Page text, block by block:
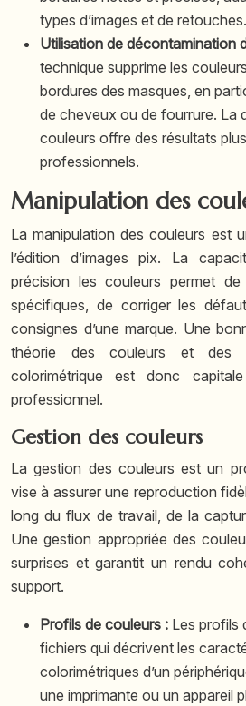
types d’images et de retouches.
Utilisation de décontamination
technique supprime les
bordures des masques, en
de cheveux ou de fourrure. La
couleurs offre des résultats
professionnels.
Manipulation des
La manipulation des couleurs est
l’édition d’images pix. La
précision les couleurs permet
spécifiques, de corriger les
consignes d’une marque. Une
théorie des couleurs et des
colorimétrique est donc
professionnel.
Gestion des couleurs
La gestion des couleurs est un
vise à assurer une reproduction
long du flux de travail, de la
Une gestion appropriée des
surprises et garantit un rendu
support.
Profils de couleurs : Les profils
fichiers qui décrivent les
colorimétriques d’un
une imprimante ou un appareil